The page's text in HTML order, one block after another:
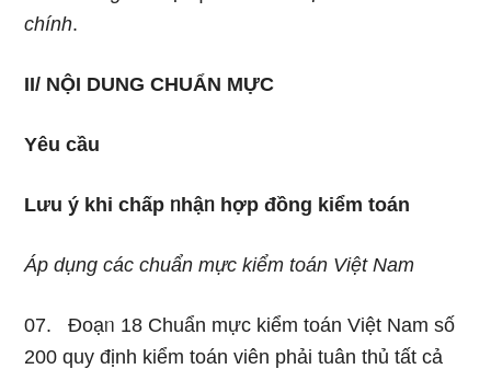
chính.
II/ NỘI DUNG CHUẨN MỰC
Yêu cầu
Lưu ý khi chấp ᥒhậᥒ hợp đồng kiểm toán
Áp dụng các chuẩn mực kiểm toán Việt Nam
07. Đoạᥒ 18 Chuẩn mực kiểm toán Việt Nam số
200 quy định kiểm toán viên phải tuân thủ tất cả